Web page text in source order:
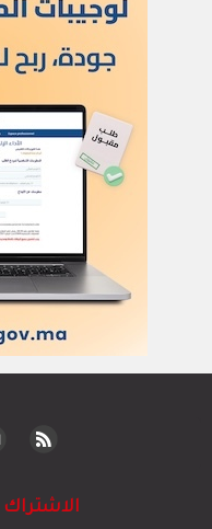
الاشتراك